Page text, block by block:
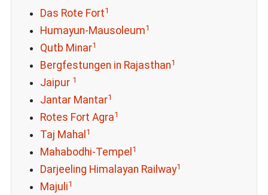
Das Rote Fort1
Humayun-Mausoleum1
Qutb Minar1
Bergfestungen in Rajasthan1
Jaipur 1
Jantar Mantar1
Rotes Fort Agra1
Taj Mahal 1
Mahabodhi-Tempel 1
Darjeeling Himalayan Railway1
Majuli1